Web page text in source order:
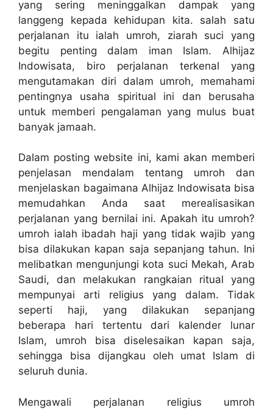
yang sering meninggalkan dampak yang
langgeng kepada kehidupan kita. salah satu
perjalanan itu ialah umroh, ziarah suci yang
begitu penting dalam iman Islam. Alhijaz
Indowisata, biro perjalanan terkenal yang
mengutamakan diri dalam umroh, memahami
pentingnya usaha spiritual ini dan berusaha
untuk memberi pengalaman yang mulus buat
banyak jamaah.
Dalam posting website ini, kami akan memberi
penjelasan mendalam tentang umroh dan
menjelaskan bagaimana Alhijaz Indowisata bisa
memudahkan Anda saat merealisasikan
perjalanan yang bernilai ini. Apakah itu umroh?
umroh ialah ibadah haji yang tidak wajib yang
bisa dilakukan kapan saja sepanjang tahun. Ini
melibatkan mengunjungi kota suci Mekah, Arab
Saudi, dan melakukan rangkaian ritual yang
mempunyai arti religius yang dalam. Tidak
seperti haji, yang dilakukan sepanjang
beberapa hari tertentu dari kalender lunar
Islam, umroh bisa diselesaikan kapan saja,
sehingga bisa dijangkau oleh umat Islam di
seluruh dunia.
Mengawali perjalanan religius umroh